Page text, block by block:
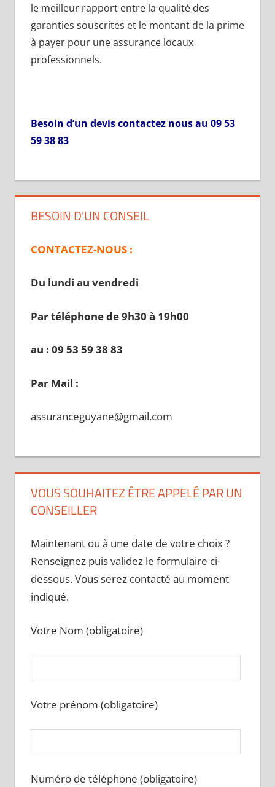
le meilleur rapport entre la qualité des
garanties souscrites et le montant de la prime
à payer pour une assurance locaux
professionnels.
Besoin d’un devis contactez nous au 09 53
59 38 83
BESOIN D’UN CONSEIL
CONTACTEZ-NOUS :
Du lundi au vendredi
Par téléphone de 9h30 à 19h00
au : 09 53 59 38 83
Par Mail :
assuranceguyane@gmail.com
VOUS SOUHAITEZ ÊTRE APPELÉ PAR UN
CONSEILLER
Maintenant ou à une date de votre choix ?
Renseignez puis validez le formulaire ci-
dessous. Vous serez contacté au moment
indiqué.
Votre Nom (obligatoire)
Votre prénom (obligatoire)
Numéro de téléphone (obligatoire)